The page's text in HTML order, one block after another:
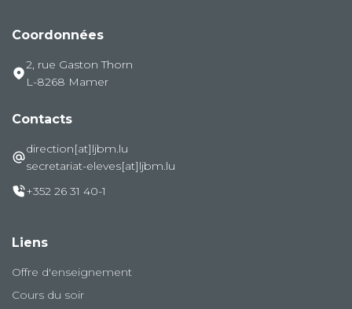
Coordonnées
2, rue Gaston Thorn
L-8268 Mamer
Contacts
direction[at]ljbm.lu
secretariat-eleves[at]ljbm.lu
+352 26 31 40-1
Liens
Offre d'enseignement
Cours du soir